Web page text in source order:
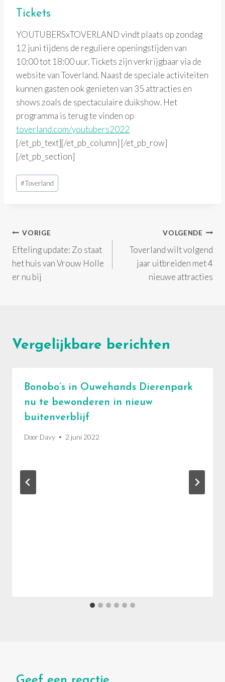
Tickets
YOUTUBERSxTOVERLAND vindt plaats op zondag
12 juni tijdens de reguliere openingstijden van
10:00 tot 18:00 uur. Tickets zijn verkrijgbaar via de
website van Toverland. Naast de speciale activiteiten
kunnen gasten ook genieten van 35 attracties en
shows zoals de spectaculaire duikshow. Het
programma is terug te vinden op
toverland.com/youtubers2022
[/et_pb_text][/et_pb_column] [/et_pb_row]
[/et_pb_section]
Bericht
tags:
#Toverland
Bericht
navigatie
VORIGE
Efteling update: Zo staat
het huis van Vrouw Holle
er nu bij
VOLGENDE
Toverland wilt volgend
jaar uitbreiden met 4
nieuwe attracties
Vergelijkbare berichten
Bonobo’s in Ouwehands Dierenpark
nu te bewonderen in nieuw
buitenverblijf
Door Davy 2 juni 2022